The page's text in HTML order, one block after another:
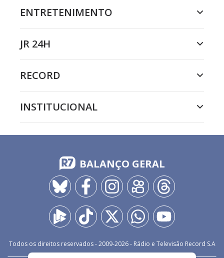
ENTRETENIMENTO
JR 24H
RECORD
INSTITUCIONAL
BALANÇO GERAL
Todos os direitos reservados - 2009-2026- Rádio e Televisão Record S.A